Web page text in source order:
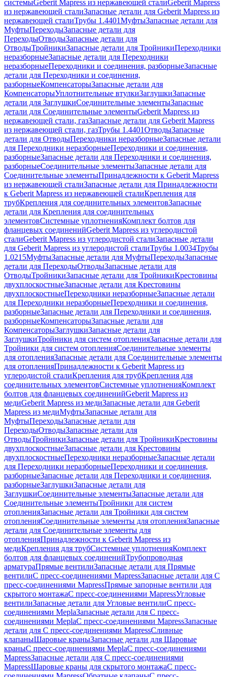
системыGeberit Mapress из нержавеющей сталиGeberit Mapress
из нержавеющей сталиЗапасные детали для Geberit Mapress из
нержавеющей сталиТрубы 1.4401МуфтыЗапасные детали для
МуфтыПереходыЗапасные детали для
ПереходыОтводыЗапасные детали для
ОтводыТройникиЗапасные детали для ТройникиПереходники
неразборныеЗапасные детали для Переходники
неразборныеПереходники и соединения, разборныеЗапасные
детали для Переходники и соединения,
разборныеКомпенсаторыЗапасные детали для
КомпенсаторыУплотнительные втулкиЗаглушкиЗапасные
детали для ЗаглушкиСоединительные элементыЗапасные
детали для Соединительные элементыGeberit Mapress из
нержавеющей стали, газЗапасные детали для Geberit Mapress
из нержавеющей стали, газТрубы 1.4401ОтводыЗапасные
детали для ОтводыПереходники неразборныеЗапасные детали
для Переходники неразборныеПереходники и соединения,
разборныеЗапасные детали для Переходники и соединения,
разборныеСоединительные элементыЗапасные детали для
Соединительные элементыПринадлежности к Geberit Mapress
из нержавеющей сталиЗапасные детали для Принадлежности
к Geberit Mapress из нержавеющей сталиКрепления для
трубКрепления для соединительных элементовЗапасные
детали для Крепления для соединительных
элементовСистемные уплотненияКомплект болтов для
фланцевых соединенийGeberit Mapress из углеродистой
сталиGeberit Mapress из углеродистой сталиЗапасные детали
для Geberit Mapress из углеродистой сталиТрубы 1.0034Трубы
1.0215МуфтыЗапасные детали для МуфтыПереходыЗапасные
детали для ПереходыОтводыЗапасные детали для
ОтводыТройникиЗапасные детали для ТройникиКрестовины
двухплоскостныеЗапасные детали для Крестовины
двухплоскостныеПереходники неразборныеЗапасные детали
для Переходники неразборныеПереходники и соединения,
разборныеЗапасные детали для Переходники и соединения,
разборныеКомпенсаторыЗапасные детали для
КомпенсаторыЗаглушкиЗапасные детали для
ЗаглушкиТройники для систем отопленияЗапасные детали для
Тройники для систем отопленияСоединительные элементы
для отопленияЗапасные детали для Соединительные элементы
для отопленияПринадлежности к Geberit Mapress из
углеродистой сталиКрепления для трубКрепления для
соединительных элементовСистемные уплотненияКомплект
болтов для фланцевых соединенийGeberit Mapress из
медиGeberit Mapress из медиЗапасные детали для Geberit
Mapress из медиМуфтыЗапасные детали для
МуфтыПереходыЗапасные детали для
ПереходыОтводыЗапасные детали для
ОтводыТройникиЗапасные детали для ТройникиКрестовины
двухплоскостныеЗапасные детали для Крестовины
двухплоскостныеПереходники неразборныеЗапасные детали
для Переходники неразборныеПереходники и соединения,
разборныеЗапасные детали для Переходники и соединения,
разборныеЗаглушкиЗапасные детали для
ЗаглушкиСоединительные элементыЗапасные детали для
Соединительные элементыТройники для систем
отопленияЗапасные детали для Тройники для систем
отопленияСоединительные элементы для отопленияЗапасные
детали для Соединительные элементы для
отопленияПринадлежности к Geberit Mapress из
медиКрепления для трубСистемные уплотненияКомплект
болтов для фланцевых соединенийТрубопроводная
арматураПрямые вентилиЗапасные детали для Прямые
вентилиС пресс-соединениями MapressЗапасные детали для С
пресс-соединениями MapressПрямые запорные вентили для
скрытого монтажаС пресс-соединениями MapressУгловые
вентилиЗапасные детали для Угловые вентилиС пресс-
соединениями MeplaЗапасные детали для С пресс-
соединениями MeplaС пресс-соединениями MapressЗапасные
детали для С пресс-соединениями MapressСливные
клапаныШаровые краныЗапасные детали для Шаровые
краныС пресс-соединениями MeplaС пресс-соединениями
MapressЗапасные детали для С пресс-соединениями
MapressШаровые краны для скрытого монтажаС пресс-